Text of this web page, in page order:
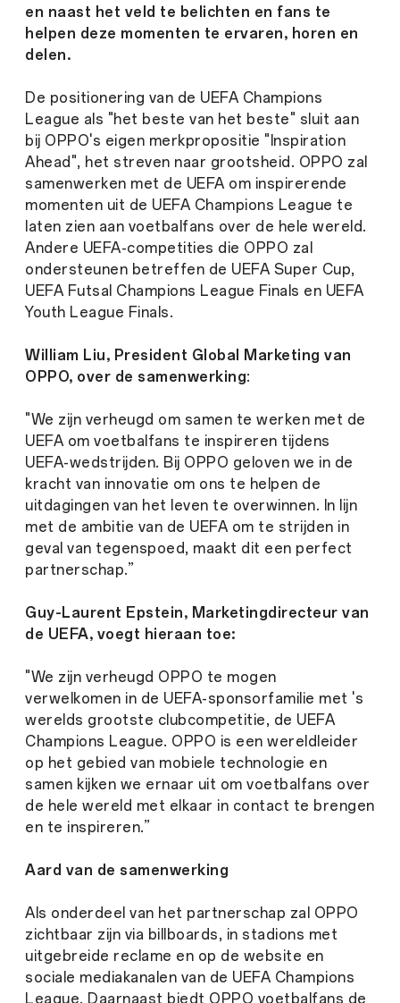
en naast het veld te belichten en fans te
helpen deze momenten te ervaren, horen en
delen.
De positionering van de UEFA Champions
League als "het beste van het beste" sluit aan
bij OPPO's eigen merkpropositie "Inspiration
Ahead", het streven naar grootsheid. OPPO zal
samenwerken met de UEFA om inspirerende
momenten uit de UEFA Champions League te
laten zien aan voetbalfans over de hele wereld.
Andere UEFA-competities die OPPO zal
ondersteunen betreffen de UEFA Super Cup,
UEFA Futsal Champions League Finals en UEFA
Youth League Finals.
William Liu, President Global Marketing van
OPPO, over de samenwerking:
"We zijn verheugd om samen te werken met de
UEFA om voetbalfans te inspireren tijdens
UEFA-wedstrijden. Bij OPPO geloven we in de
kracht van innovatie om ons te helpen de
uitdagingen van het leven te overwinnen. In lijn
met de ambitie van de UEFA om te strijden in
geval van tegenspoed, maakt dit een perfect
partnerschap.”
Guy-Laurent Epstein, Marketingdirecteur van
de UEFA, voegt hieraan toe:
"We zijn verheugd OPPO te mogen
verwelkomen in de UEFA-sponsorfamilie met 's
werelds grootste clubcompetitie, de UEFA
Champions League. OPPO is een wereldleider
op het gebied van mobiele technologie en
samen kijken we ernaar uit om voetbalfans over
de hele wereld met elkaar in contact te brengen
en te inspireren.”
Aard van de samenwerking
Als onderdeel van het partnerschap zal OPPO
zichtbaar zijn via billboards, in stadions met
uitgebreide reclame en op de website en
sociale mediakanalen van de UEFA Champions
League. Daarnaast biedt OPPO voetbalfans de